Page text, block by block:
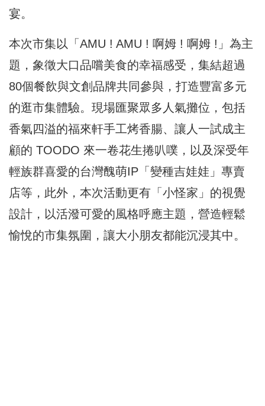
宴。
本次市集以「AMU ! AMU ! 啊姆 ! 啊姆 !」為主
題，象徵大口品嚐美食的幸福感受，集結超過
80個餐飲與文創品牌共同參與，打造豐富多元
的逛市集體驗。現場匯聚眾多人氣攤位，包括
香氣四溢的福來軒手工烤香腸、讓人一試成主
顧的 TOODO 來一卷花生捲叭噗，以及深受年
輕族群喜愛的台灣醜萌IP「變種吉娃娃」專賣
店等，此外，本次活動更有「小怪家」的視覺
設計，以活潑可愛的風格呼應主題，營造輕鬆
愉悅的市集氛圍，讓大小朋友都能沉浸其中。